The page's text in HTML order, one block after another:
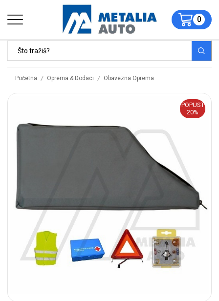
0
Početna / Oprema & Dodaci / Obavezna Oprema
POPUST
20%